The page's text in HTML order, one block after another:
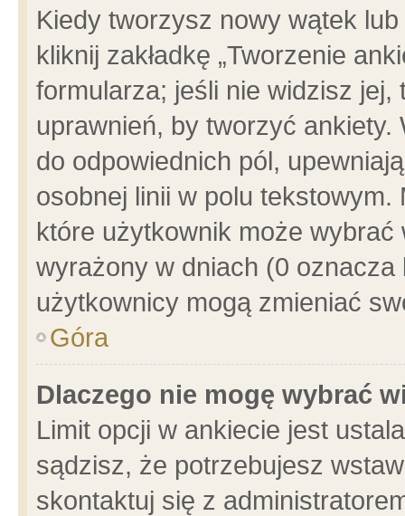
Kiedy tworzysz nowy wątek
kliknij zakładkę „Tworzenie
formularza; jeśli nie widzisz
uprawnień, by tworzyć ankiety.
do odpowiednich pól,
osobnej linii w polu
które użytkownik może
wyrażony w dniach (0
użytkownicy mogą zmieniać
Góra
Dlaczego nie mogę wybrać
Limit opcji w ankiecie jest
sądzisz, że potrzebujesz
skontaktuj się z